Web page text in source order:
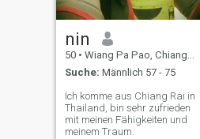
nin
50 • Wiang Pa Pao, Chiang Rai, Thailand
Suche: Männlich 57 - 75
Ich komme aus Chiang Rai in
Thailand, bin sehr zufrieden
mit meinen Fähigkeiten und
meinem Traum.